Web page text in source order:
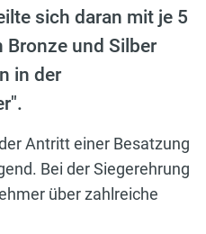
sich daran mit je 5
und Silber
in der
Antritt einer Besatzung
Bei der Siegerehrung
über zahlreiche